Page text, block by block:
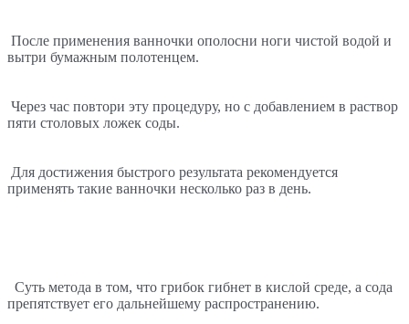
После применения ванночки ополосни ноги чистой водой и
вытри бумажным полотенцем.
Через час повтори эту процедуру, но с добавлением в раствор
пяти столовых ложек соды.
Для достижения быстрого результата рекомендуется
применять такие ванночки несколько раз в день.
Суть метода в том, что грибок гибнет в кислой среде, а сода
препятствует его дальнейшему распространению.